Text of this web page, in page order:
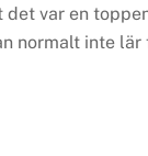
var en
normalt inte